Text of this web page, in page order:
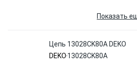
Показать
Цепь 13028CK80A DEKO
DEKO 13028CK80A